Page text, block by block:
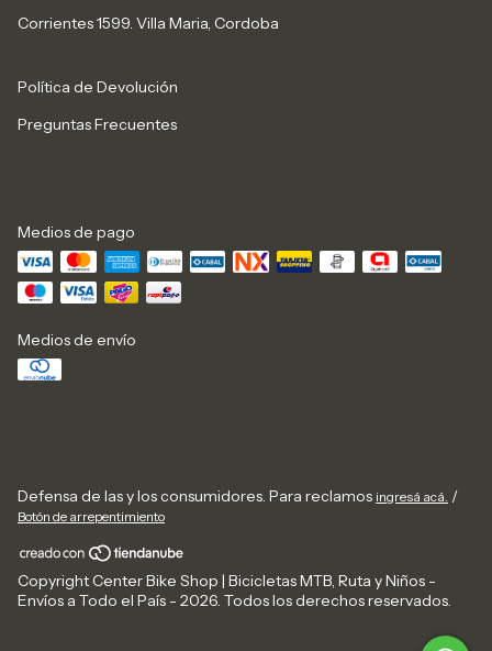
Corrientes 1599. Villa Maria, Cordoba
Política de Devolución
Preguntas Frecuentes
Medios de pago
Medios de envío
Defensa de las y los consumidores. Para reclamos ingresá acá. /
Botón de arrepentimiento
Copyright Center Bike Shop | Bicicletas MTB, Ruta y Niños -
Envíos a Todo el País - 2026. Todos los derechos reservados.